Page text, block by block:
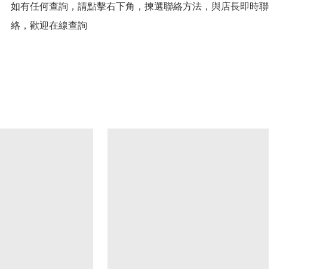
如有任何查詢，請點擊右下角，揀選聯絡方法，與店長即時聯
絡，歡迎在線查詢